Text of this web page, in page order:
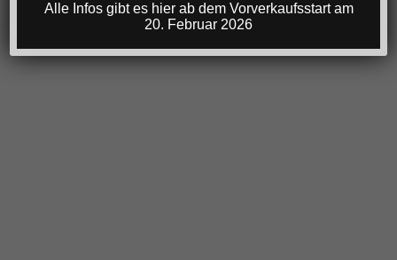
Alle Infos gibt es hier ab dem Vorverkaufsstart am
20. Februar 2026